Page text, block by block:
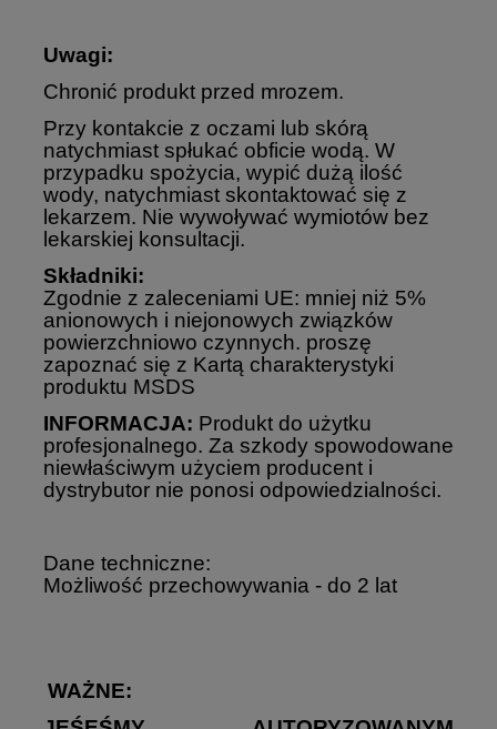
Uwagi:
Chronić produkt przed mrozem.
Przy kontakcie z oczami lub skórą
natychmiast spłukać obficie wodą. W
przypadku spożycia, wypić dużą ilość
wody, natychmiast skontaktować się z
lekarzem. Nie wywoływać wymiotów bez
lekarskiej konsultacji.
Składniki:
Zgodnie z zaleceniami UE: mniej niż 5%
anionowych i niejonowych związków
powierzchniowo czynnych. proszę
zapoznać się z Kartą charakterystyki
produktu MSDS
INFORMACJA: Produkt do użytku
profesjonalnego. Za szkody spowodowane
niewłaściwym użyciem producent i
dystrybutor nie ponosi odpowiedzialności.
Dane techniczne:
Możliwość przechowywania - do 2 lat
WAŻNE: